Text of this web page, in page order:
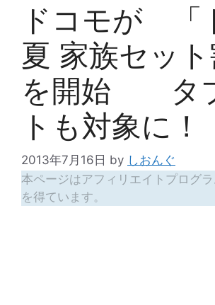
ドコモが 「
夏 家族セット
を開始 タ
トも対象に！
2013年7月16日 by しおんぐ
本ページはアフィリエイトプログ
を得ています。